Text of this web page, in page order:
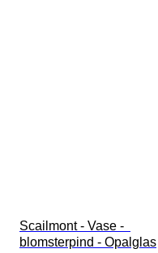
Scailmont - Vase -
blomsterpind - Opalglas